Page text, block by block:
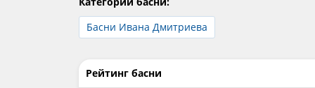
Басни Ивана Дмитриева
Рейтинг басни